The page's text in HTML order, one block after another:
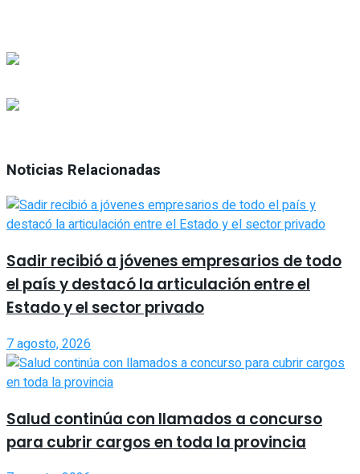
Noticias Relacionadas
Sadir recibió a jóvenes empresarios de todo
el país y destacó la articulación entre el
Estado y el sector privado
7 agosto, 2026
Salud continúa con llamados a concurso
para cubrir cargos en toda la provincia